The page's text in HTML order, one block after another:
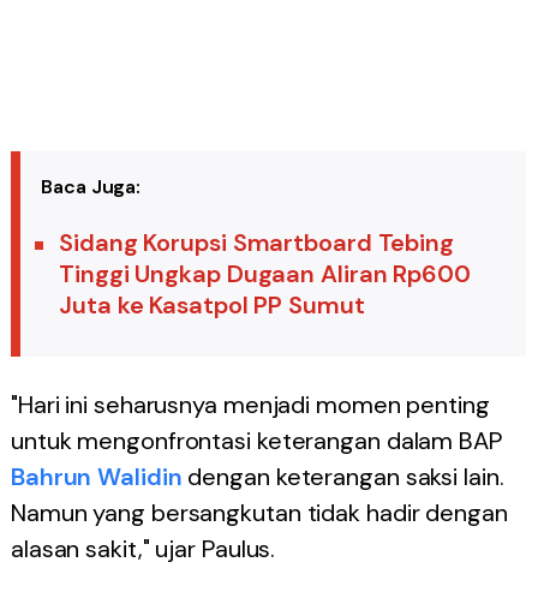
Baca Juga:
Sidang Korupsi Smartboard Tebing
Tinggi Ungkap Dugaan Aliran Rp600
Juta ke Kasatpol PP Sumut
"Hari ini seharusnya menjadi momen penting
untuk mengonfrontasi keterangan dalam BAP
Bahrun Walidin dengan keterangan saksi lain.
Namun yang bersangkutan tidak hadir dengan
alasan sakit," ujar Paulus.